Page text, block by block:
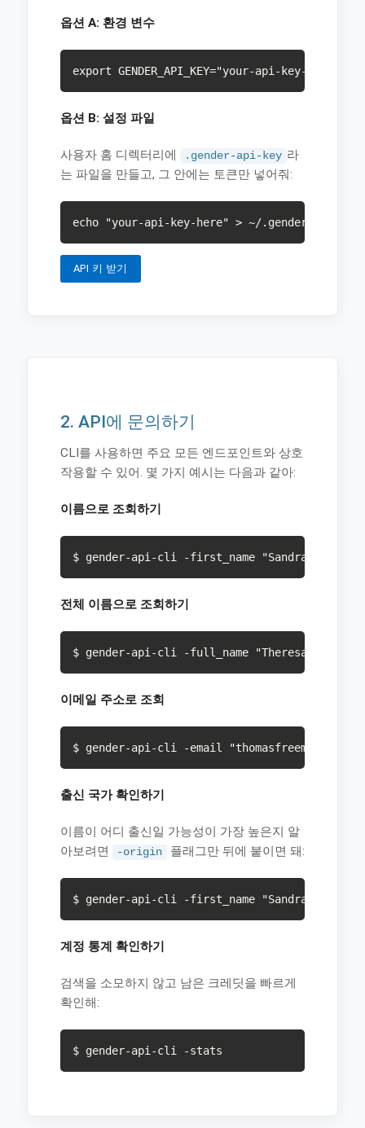
옵션 A: 환경 변수
export GENDER_API_KEY="your-api-key-here"
옵션 B: 설정 파일
사용자 홈 디렉터리에 .gender-api-key 라
는 파일을 만들고, 그 안에는 토큰만 넣어줘:
echo "your-api-key-here" > ~/.gender-api-key
API 키 받기
2. API에 문의하기
CLI를 사용하면 주요 모든 엔드포인트와 상호
작용할 수 있어. 몇 가지 예시는 다음과 같아:
이름으로 조회하기
$ gender-api-cli -first_name "Sandra" -
전체 이름으로 조회하기
$ gender-api-cli -full_name "Theresa Miller"
이메일 주소로 조회
$ gender-api-cli -email
출신 국가 확인하기
이름이 어디 출신일 가능성이 가장 높은지 알
아보려면
-origin 플래그만 뒤에 붙이면 돼:
$ gender-api-cli -first_name "Sandra" -origin
계정 통계 확인하기
검색을 소모하지 않고 남은 크레딧을 빠르게
확인해:
$ gender-api-cli -stats